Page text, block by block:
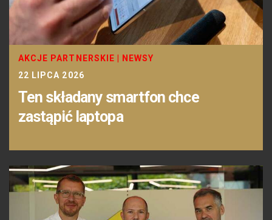
AKCJE PARTNERSKIE
NEWSY
22 LIPCA 2026
Ten składany smartfon chce
zastąpić laptopa